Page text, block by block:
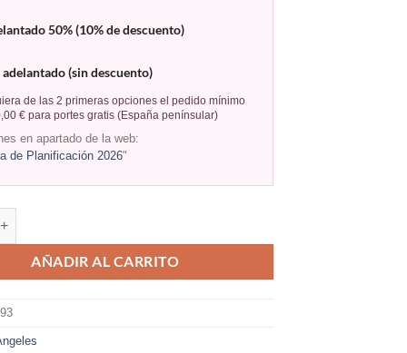
50% (10% de descuento)
adelantado (sin descuento)
de las 2 primeras opciones el pedido mínimo
€ para portes gratis (España penínsular)
en apartado de la web:
de Planificación 2026"
AÑADIR AL CARRITO